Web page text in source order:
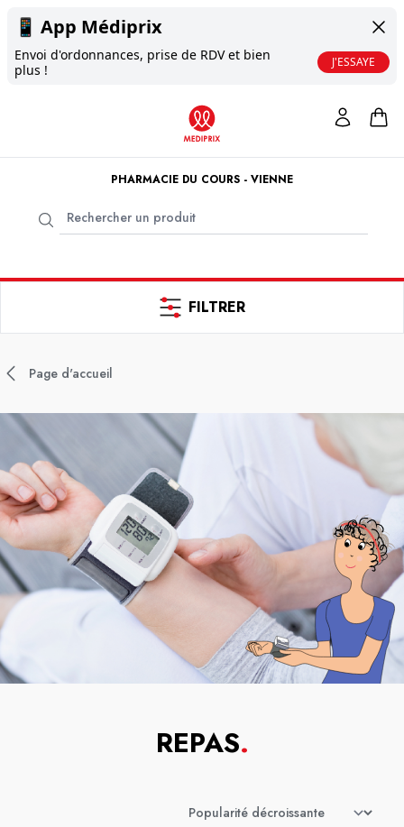
📱 App Médiprix
Envoi d'ordonnances, prise de RDV et bien
plus !
J'ESSAYE
PHARMACIE DU COURS - VIENNE
FILTRER
Page d'accueil
REPAS.